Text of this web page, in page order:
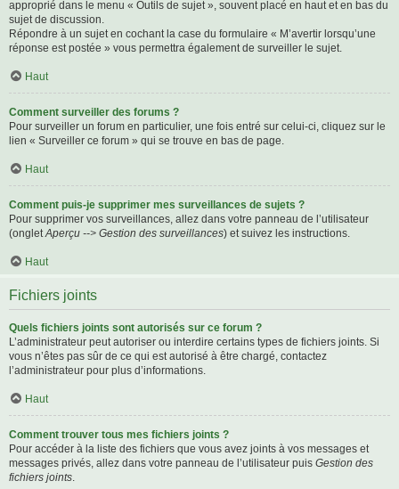
approprié dans le menu « Outils de sujet », souvent placé en haut et en bas du
sujet de discussion.
Répondre à un sujet en cochant la case du formulaire « M’avertir lorsqu’une
réponse est postée » vous permettra également de surveiller le sujet.
Haut
Comment surveiller des forums ?
Pour surveiller un forum en particulier, une fois entré sur celui-ci, cliquez sur le
lien « Surveiller ce forum » qui se trouve en bas de page.
Haut
Comment puis-je supprimer mes surveillances de sujets ?
Pour supprimer vos surveillances, allez dans votre panneau de l’utilisateur
(ongletAperçu --> Gestion des surveillances) et suivez les instructions.
Haut
Fichiers joints
Quels fichiers joints sont autorisés sur ce forum ?
L’administrateur peut autoriser ou interdire certains types de fichiers joints. Si
vous n’êtes pas sûr de ce qui est autorisé à être chargé, contactez
l’administrateur pour plus d’informations.
Haut
Comment trouver tous mes fichiers joints ?
Pour accéder à la liste des fichiers que vous avez joints à vos messages et
messages privés, allez dans votre panneau de l’utilisateur puis Gestion des
fichiers joints.